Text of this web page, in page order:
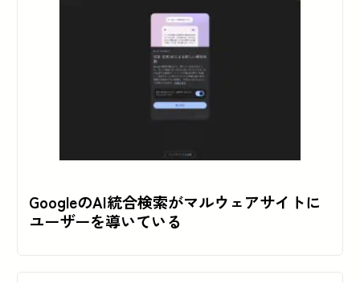
GoogleのAI統合検索がマルウェアサイトに
ユーザーを導いている